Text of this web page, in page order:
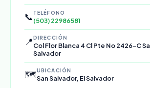
📞 TELÉFONO
(503) 22986581
📍DIRECCIÓN
Col Flor Blanca 4 Cl Pte No 2426-C
Salvador
🗺️UBICACIÓN
San Salvador, El Salvador